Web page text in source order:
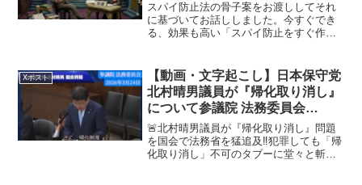
スパイ防止法の骨子案をお渡ししてそれ
に基づいてお話ししました。今すぐでき
る、効果も高い「スパイ防止をすぐ作り
を限定し過ぎである今の法制度では全く
不十分であるというこ...
Xポスト
【動画・文字起こし】日本保守党
北村晴男議員が『帰化取り消し』
について参議院 法務委員会
（2026年3月24日）
🚨北村晴男議員が『帰化取り消し』問題
を国会で法務省を猛追及‼️犯罪しても「帰
化取り消し」不可のタブーに堂々と斬り